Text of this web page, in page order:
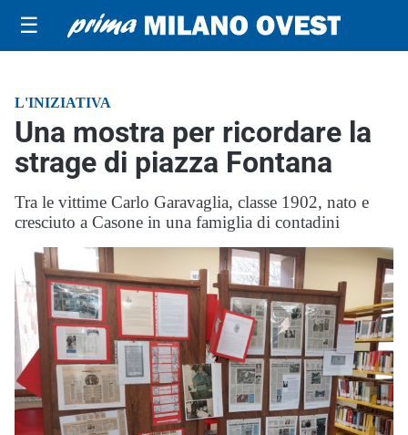
☰
L'INIZIATIVA
Una mostra per ricordare la
strage di piazza Fontana
Tra le vittime Carlo Garavaglia, classe 1902, nato e
cresciuto a Casone in una famiglia di contadini